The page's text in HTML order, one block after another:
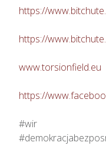
https://
https://
www.torsionfield.eu
https://
#wir